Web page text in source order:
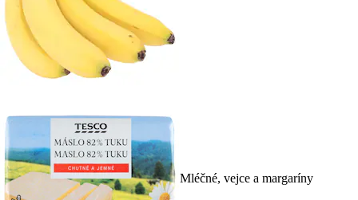
Mléčné, vejce a margaríny